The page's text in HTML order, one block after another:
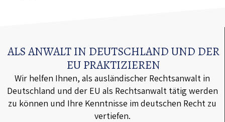
ALS ANWALT IN DEUTSCHLAND UND DER
EU PRAKTIZIEREN
Wir helfen Ihnen, als ausländischer Rechtsanwalt in
Deutschland und der EU als Rechtsanwalt tätig werden
zu können und Ihre Kenntnisse im deutschen Recht zu
vertiefen.